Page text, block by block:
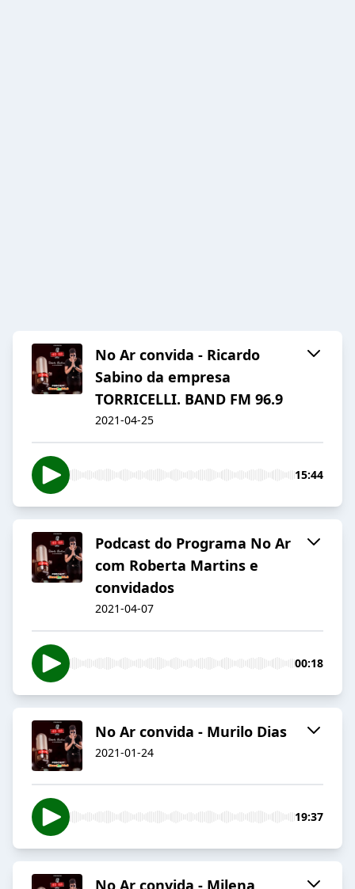
No Ar convida - Ricardo
Sabino da empresa
TORRICELLI. BAND FM 96.9
2021-04-25
15:44
Podcast do Programa No Ar
com Roberta Martins e
convidados
2021-04-07
00:18
No Ar convida - Murilo Dias
2021-01-24
19:37
No Ar convida - Milena